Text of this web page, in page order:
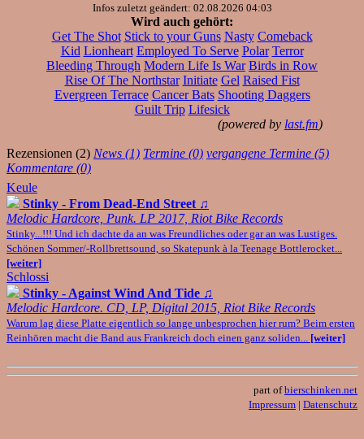
Infos zuletzt geändert: 02.08.2026 04:03
Wird auch gehört:
Get The Shot Stick to your Guns Nasty Comeback
Kid Lionheart Employed To Serve Polar Terror
Bleeding Through Modern Life Is War Birds in Row
Rise Of The Northstar Initiate Gel Raised Fist
Evergreen Terrace Cancer Bats Shooting Daggers
Guilt Trip Lifesick
(powered by last.fm)
Rezensionen (2) News (1) Termine (0) vergangene Termine (5)
Kommentare (0)
Keule
Stinky - From Dead-End Street ♫
Melodic Hardcore, Punk. LP 2017, Riot Bike Records
Stinky...!!! Und ich dachte da an was Freundliches oder gar an was Lustiges.
Schönen Sommer/-Rollbrettsound, so Skatepunk à la Teenage Bottlerocket...
[weiter]
Schlossi
Stinky - Against Wind And Tide ♫
Melodic Hardcore. CD, LP, Digital 2015, Riot Bike Records
Warum lag diese Platte eigentlich so lange unbesprochen hier rum? Beim ersten
Reinhören macht die Band aus Frankreich doch einen ganz soliden... [weiter]
part ofbierschinken.net
Impressum | Datenschutz